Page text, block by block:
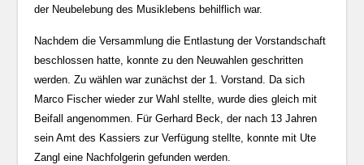
der Neubelebung des Musiklebens behilflich war.
Nachdem die Versammlung die Entlastung der Vorstandschaft
beschlossen hatte, konnte zu den Neuwahlen geschritten
werden. Zu wählen war zunächst der 1. Vorstand. Da sich
Marco Fischer wieder zur Wahl stellte, wurde dies gleich mit
Beifall angenommen. Für Gerhard Beck, der nach 13 Jahren
sein Amt des Kassiers zur Verfügung stellte, konnte mit Ute
Zangl eine Nachfolgerin gefunden werden.